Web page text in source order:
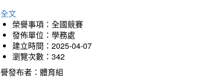
文
榮譽事項：全國競賽
發佈單位：學務處
建立時間：2025-04-07
瀏覽次數：342
發布者：體育組